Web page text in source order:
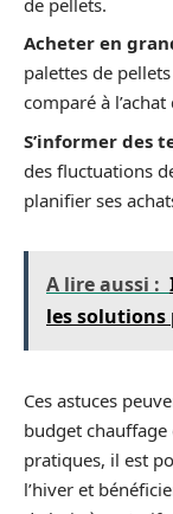
Acheter en
palettes de
comparé à
S’informer des
des fluctuations
planifier ses
A lire aussi :
les
Ces astuces
budget chauffage
pratiques, il est
l’hiver et